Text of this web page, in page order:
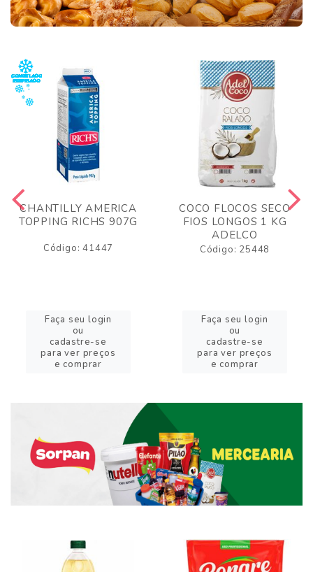
CHANTILLY AMERICA
TOPPING RICHS 907G
Código: 41447
Faça seu login
ou
cadastre-se
para ver preços
e comprar
COCO FLOCOS SECO
FIOS LONGOS 1 KG
ADELCO
Código: 25448
Faça seu login
ou
cadastre-se
para ver preços
e comprar